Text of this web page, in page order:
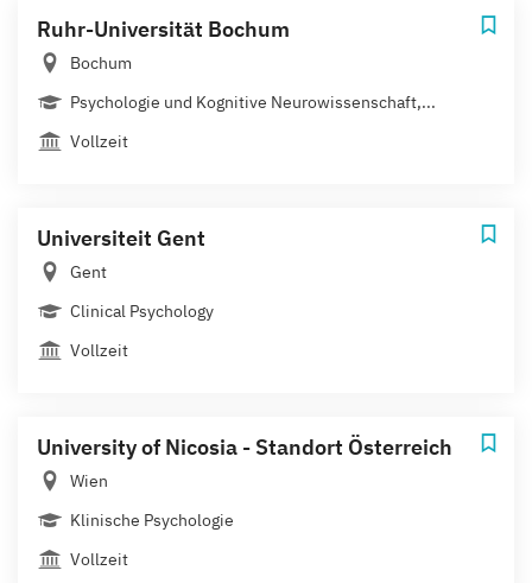
Ruhr-Universität Bochum
Bochum
Psychologie und Kognitive Neurowissenschaft,...
Vollzeit
Universiteit Gent
Gent
Clinical Psychology
Vollzeit
University of Nicosia - Standort Österreich
Wien
Klinische Psychologie
Vollzeit